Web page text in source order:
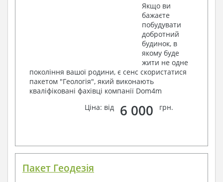
Якщо ви
бажаєте
побудувати
добротний
будинок, в
якому буде
жити не одне
покоління вашої родини, є сенс скористатися
пакетом "Геологія", який виконають
кваліфіковані фахівці компанії Dom4m
Ціна: від
6 000 грн.
Пакет Геодезія